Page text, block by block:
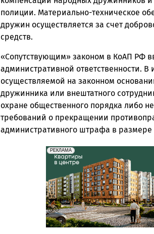
полиции. Материально-техническое
дружин осуществляется за счет
средств.
«Сопутствующим» законом в КоАП РФ
административной ответственности. В
осуществляемой на законном
дружинника или внештатного
охране общественного порядка либо
требований о прекращении
административного штрафа в размере
erid: 2SDnjdeSPnB
РЕКЛАМА
Реклама